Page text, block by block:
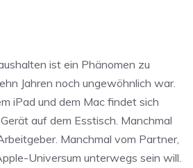
ist ein Phänomen zu
Jahren noch ungewöhnlich war.
iPad und dem Mac findet sich
auf dem Esstisch. Manchmal
Manchmal vom Partner,
Universum unterwegs sein will.